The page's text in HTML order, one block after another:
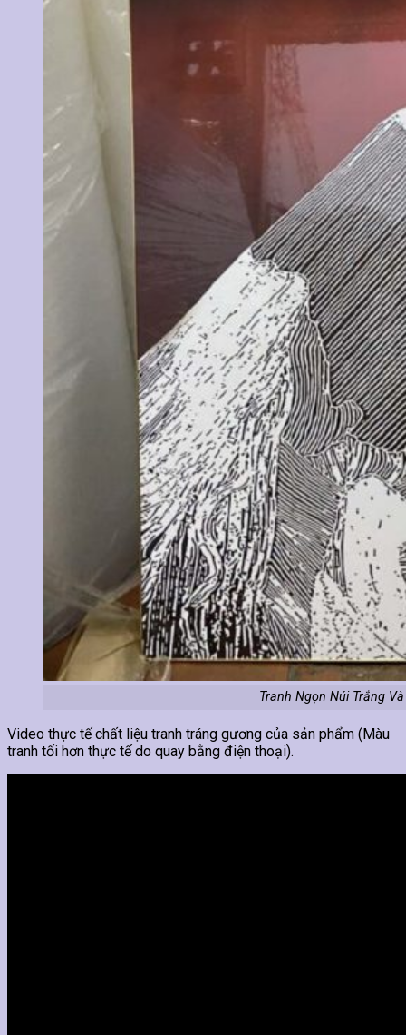
Tranh Ngọn Núi Trắng
Video thực tế chất liệu tranh tráng gương của sản phẩm (Màu
tranh tối hơn thực tế do quay bằng điện thoại).